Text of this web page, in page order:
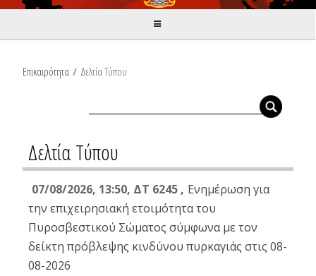
Επικαιρότητα / Δελτία Τύπου
Δελτία Τύπου
07/08/2026, 13:50, ΔΤ 6245 , Ενημέρωση για
την επιχειρησιακή ετοιμότητα του
Πυροσβεστικού Σώματος σύμφωνα με τον
δείκτη πρόβλεψης κινδύνου πυρκαγιάς στις 08-
08-2026